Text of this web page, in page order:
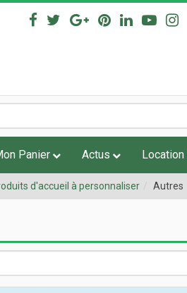
Panier Actus
d'accueil à personnaliser Autres